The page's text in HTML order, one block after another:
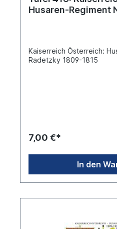
Husaren-Regiment
Kaiserreich Österreich: Husaren-Regiment Nr.5
Radetzky 1809-1815
7,00 €*
In den